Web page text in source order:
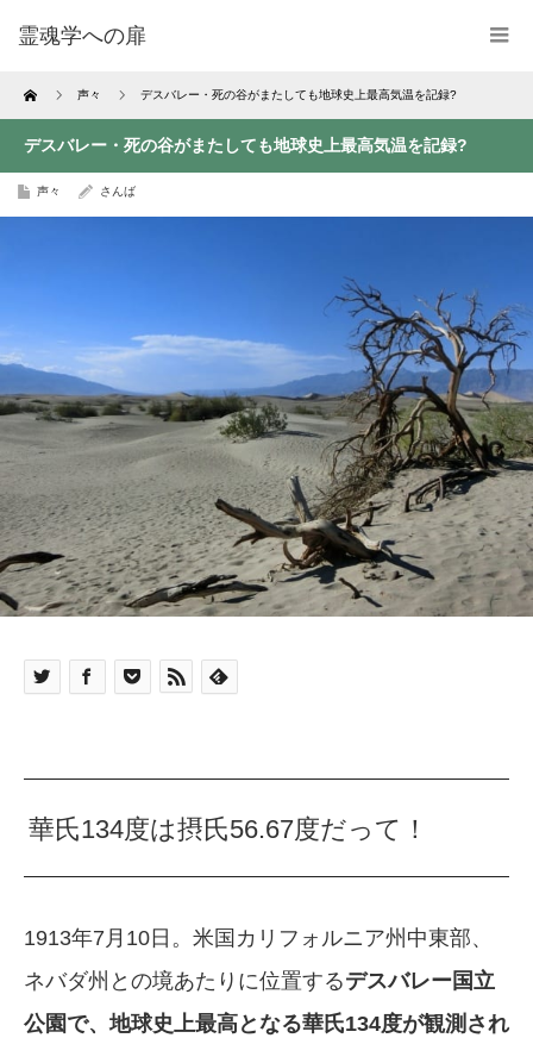
霊魂学への扉
Home 声々 デスバレー・死の谷がまたしても地球史上最高気温を記録?
デスバレー・死の谷がまたしても地球史上最高気温を記録?
声々 さんば
華氏134度は摂氏56.67度だって！
1913年7月10日。米国カリフォルニア州中東部、
ネバダ州との境あたりに位置するデスバレー国立
公園で、地球史上最高となる華氏134度が観測され